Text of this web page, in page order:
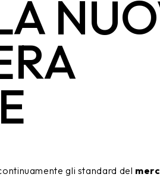
gli standard del